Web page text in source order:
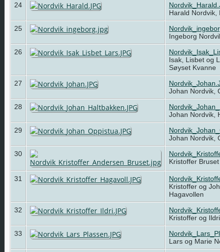
24
Harald
25
Ingeborg
26
Isak, Lisbet og
Søyset Kvanne
27
Johan Nordvik,
28
Johan Nordvik,
29
Johan Nordvik,
30
Kristoffer
31
Kristoffer og
Hagavollen
32
Kristoffer og
33
Lars og Marie